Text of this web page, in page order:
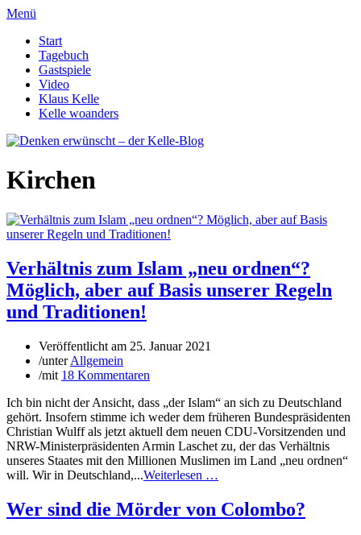
Menü
Start
Tagebuch
Gastspiele
Video
Klaus Kelle
Kelle woanders
Kirchen
Verhältnis zum Islam „neu ordnen“?
Möglich, aber auf Basis unserer Regeln
und Traditionen!
Veröffentlicht am 25. Januar 2021
/unterAllgemein
/mit 18 Kommentaren
Ich bin nicht der Ansicht, dass „der Islam“ an sich zu Deutschland
gehört. Insofern stimme ich weder dem früheren Bundespräsidenten
Christian Wulff als jetzt aktuell dem neuen CDU-Vorsitzenden und
NRW-Ministerpräsidenten Armin Laschet zu, der das Verhältnis
unseres Staates mit den Millionen Muslimen im Land „neu ordnen“
will. Wir in Deutschland,...Weiterlesen …
Wer sind die Mörder von Colombo?